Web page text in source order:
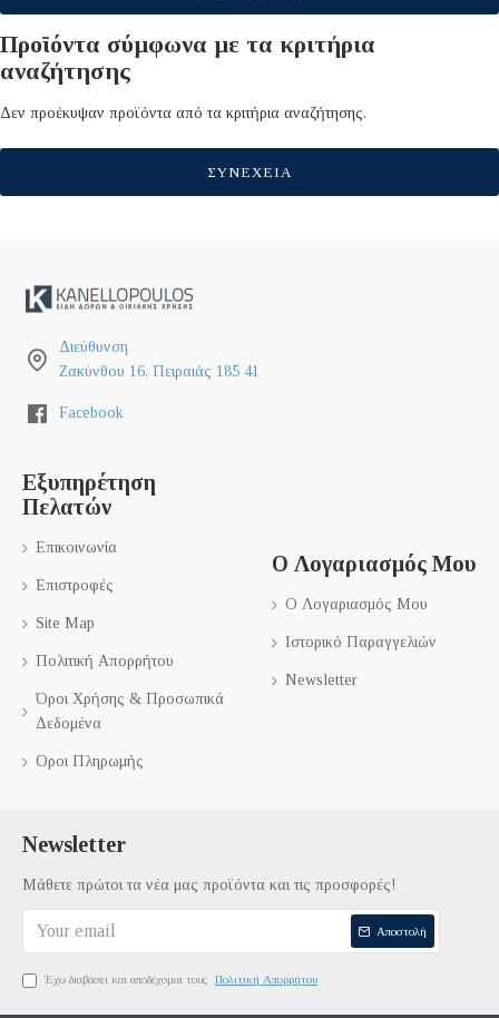
Προϊόντα σύμφωνα με τα κριτήρια
αναζήτησης
Δεν προέκυψαν προϊόντα από τα κριτήρια αναζήτησης.
ΣΥΝΈΧΕΙΑ
Διεύθυνση
Ζακύνθου 16, Πειραιάς 185 41
Facebook
Εξυπηρέτηση
Πελατών
Επικοινωνία
Επιστροφές
Site Map
Πολιτική Απορρήτου
Όροι Χρήσης & Προσωπικά
Δεδομένα
Οροι Πληρωμής
Ο Λογαριασμός Μου
Ο Λογαριασμός Μου
Ιστορικό Παραγγελιών
Newsletter
Newsletter
Μάθετε πρώτοι τα νέα μας προϊόντα και τις προσφορές!
Αποστολή
Έχω διαβάσει και αποδέχομαι τους Πολιτική Απορρήτου